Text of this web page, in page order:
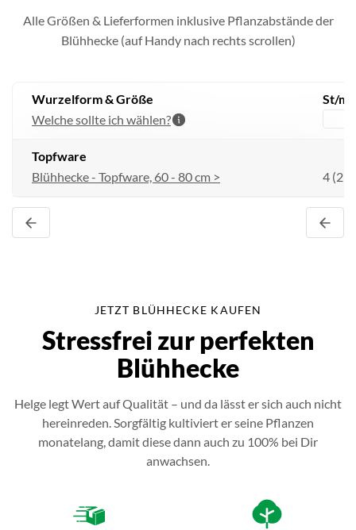
Alle Größen & Lieferformen inklusive Pflanzabstände der
Blühhecke (auf Handy nach rechts scrollen)
Wurzelform & Größe
Welche sollte ich wählen?
St/m
Topfware
Blühhecke - Topfware, 60 - 80 cm >
4 (25
JETZT BLÜHHECKE KAUFEN
Stressfrei zur perfekten
Blühhecke
Helge legt Wert auf Qualität – und da lässt er sich auch nicht
hereinreden. Sorgfältig kultiviert er seine Pflanzen
monatelang, damit diese dann auch zu 100% bei Dir
anwachsen.